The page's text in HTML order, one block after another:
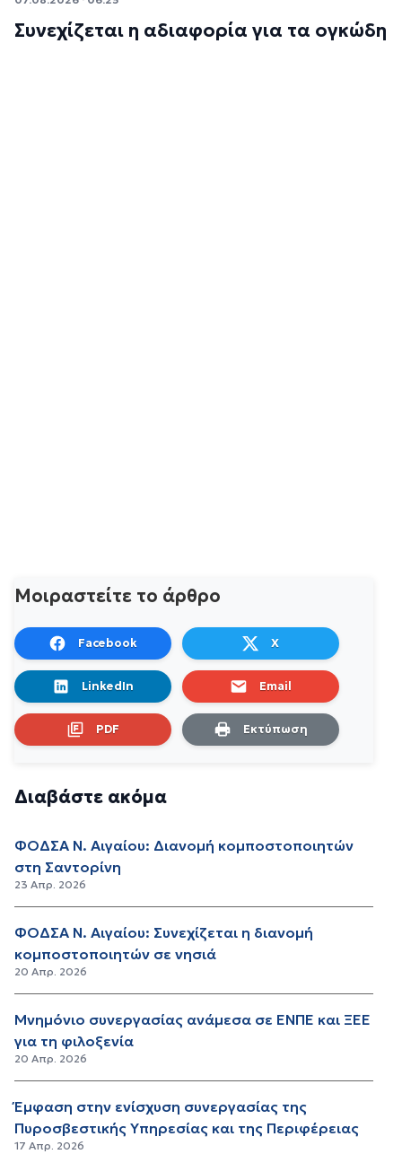
Συνεχίζεται η αδιαφορία για τα ογκώδη
Μοιραστείτε το άρθρο
Facebook X
LinkedIn Email
PDF Εκτύπωση
Διαβάστε ακόμα
ΦΟΔΣΑ Ν. Αιγαίου: Διανομή κομποστοποιητών
στη Σαντορίνη
23 Απρ. 2026
ΦΟΔΣΑ Ν. Αιγαίου: Συνεχίζεται η διανομή
κομποστοποιητών σε νησιά
20 Απρ. 2026
Μνημόνιο συνεργασίας ανάμεσα σε ΕΝΠΕ και ΞΕΕ
για τη φιλοξενία
20 Απρ. 2026
Έμφαση στην ενίσχυση συνεργασίας της
Πυροσβεστικής Υπηρεσίας και της Περιφέρειας
17 Απρ. 2026